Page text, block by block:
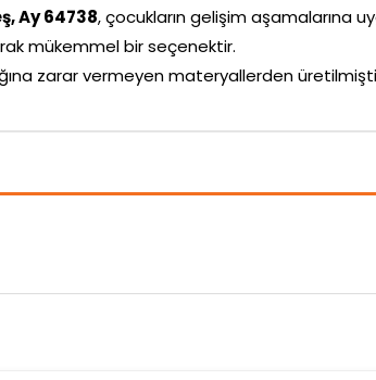
Ay 64738, çocukların gelişim aşamalarına
mükemmel bir seçenektir.
zarar vermeyen materyallerden